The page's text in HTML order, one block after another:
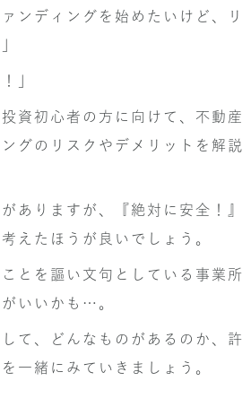
ンディングを始めたいけど、リ
」
資初心者の方に向けて、不動産
グのリスクやデメリットを解説
ありますが、『絶対に安全！』
えたほうが良いでしょう。
とを謳い文句としている事業所
いいかも…。
て、どんなものがあるのか、許
一緒にみていきましょう。